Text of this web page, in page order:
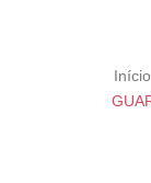
Início